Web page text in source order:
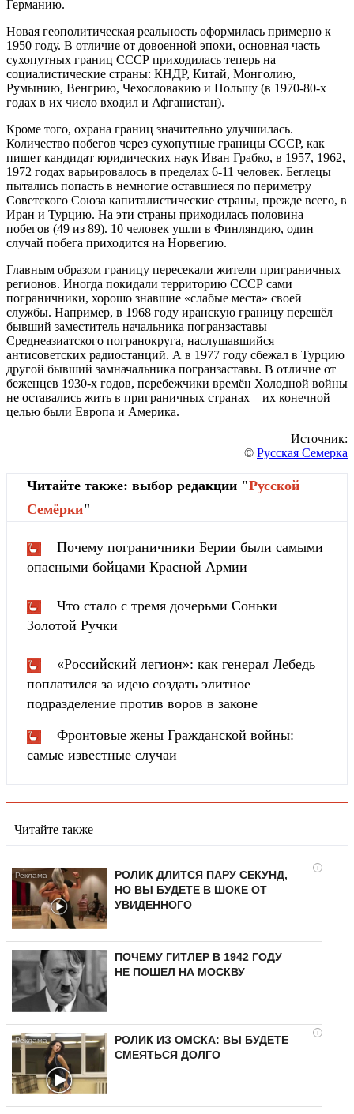
Германию.
Новая геополитическая реальность оформилась примерно к
1950 году. В отличие от довоенной эпохи, основная часть
сухопутных границ СССР приходилась теперь на
социалистические страны: КНДР, Китай, Монголию,
Румынию, Венгрию, Чехословакию и Польшу (в 1970-80-х
годах в их число входил и Афганистан).
Кроме того, охрана границ значительно улучшилась.
Количество побегов через сухопутные границы СССР, как
пишет кандидат юридических наук Иван Грабко, в 1957, 1962,
1972 годах варьировалось в пределах 6-11 человек. Беглецы
пытались попасть в немногие оставшиеся по периметру
Советского Союза капиталистические страны, прежде всего, в
Иран и Турцию. На эти страны приходилась половина
побегов (49 из 89). 10 человек ушли в Финляндию, один
случай побега приходится на Норвегию.
Главным образом границу пересекали жители приграничных
регионов. Иногда покидали территорию СССР сами
пограничники, хорошо знавшие «слабые места» своей
службы. Например, в 1968 году иранскую границу перешёл
бывший заместитель начальника погранзаставы
Среднеазиатского погранокруга, наслушавшийся
антисоветских радиостанций. А в 1977 году сбежал в Турцию
другой бывший замначальника погранзаставы. В отличие от
беженцев 1930-х годов, перебежчики времён Холодной войны
не оставались жить в приграничных странах – их конечной
целью были Европа и Америка.
Источник:
© Русская Семерка
Читайте также: выбор редакции "Русской
Cемёрки"
Почему пограничники Берии были самыми
опасными бойцами Красной Армии
Что стало с тремя дочерьми Соньки
Золотой Ручки
«Российский легион»: как генерал Лебедь
поплатился за идею создать элитное
подразделение против воров в законе
Фронтовые жены Гражданской войны:
самые известные случаи
Читайте также
i
РОЛИК ДЛИТСЯ ПАРУ СЕКУНД,
НО ВЫ БУДЕТЕ В ШОКЕ ОТ
УВИДЕННОГО
ПОЧЕМУ ГИТЛЕР В 1942 ГОДУ
НЕ ПОШЕЛ НА МОСКВУ
i
РОЛИК ИЗ ОМСКА: ВЫ БУДЕТЕ
СМЕЯТЬСЯ ДОЛГО